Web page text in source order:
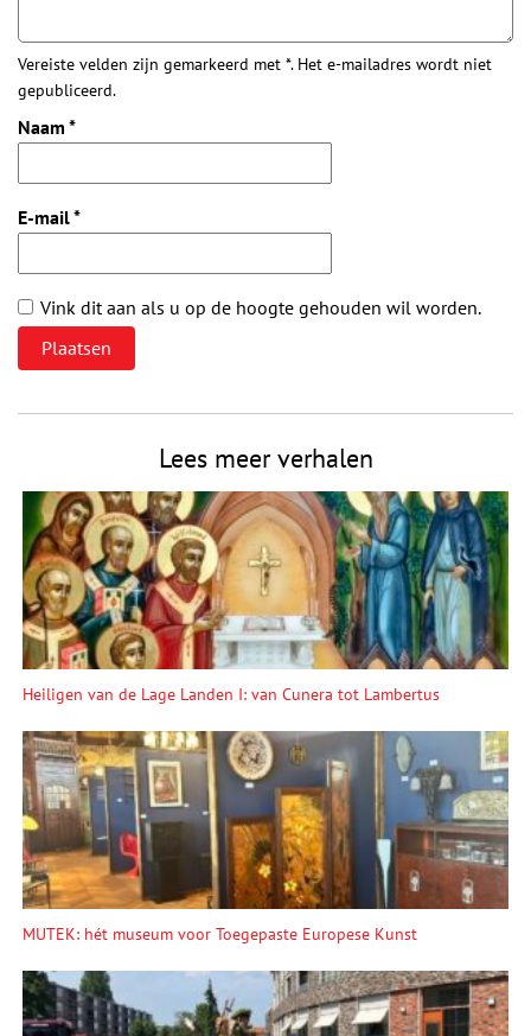
Vereiste velden zijn gemarkeerd met *. Het e-mailadres wordt niet
gepubliceerd.
Naam *
E-mail*
Vink dit aan als u op de hoogte gehouden wil worden.
Lees meer verhalen
Heiligen van de Lage Landen I: van Cunera tot Lambertus
MUTEK: hét museum voor Toegepaste Europese Kunst